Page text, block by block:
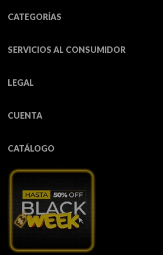
CATEGORÍAS
SERVICIOS AL CONSUMIDOR
LEGAL
CUENTA
CATÁLOGO